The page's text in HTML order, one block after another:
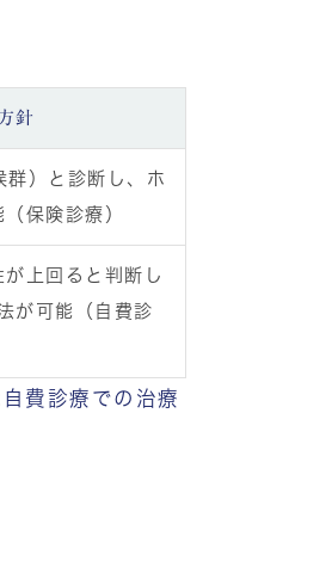
針
）と診断し、ホ
保険診療）
上回ると判断し
が可能（自費診
自費診療での治療